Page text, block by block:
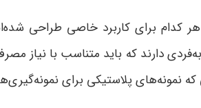
کدام برای کاربرد خاصی طراحی
دارند که باید متناسب با نیاز
پلاستیکی برای